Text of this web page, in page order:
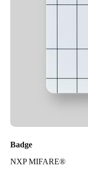
Badge
NXP MIFARE®